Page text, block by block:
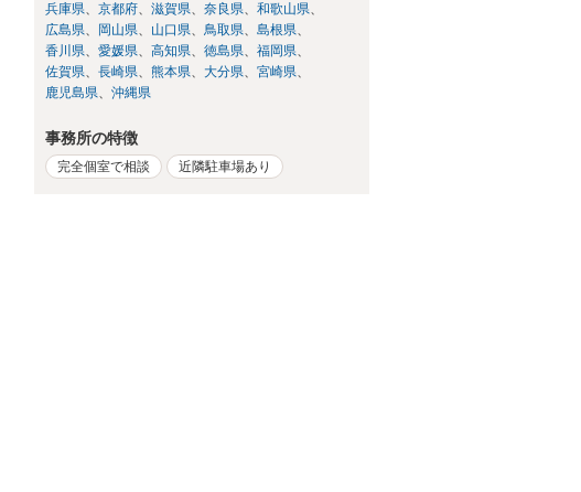
兵庫県
京都府 滋賀県 奈良県
和歌山県
広島県
岡山県 山口県 鳥取県
島根県
香川県
愛媛県 高知県 徳島県
福岡県
佐賀県
長崎県 熊本県 大分県
宮崎県
鹿児島県
沖縄県
事務所の特徴
完全個室で相談 近隣駐車場あり